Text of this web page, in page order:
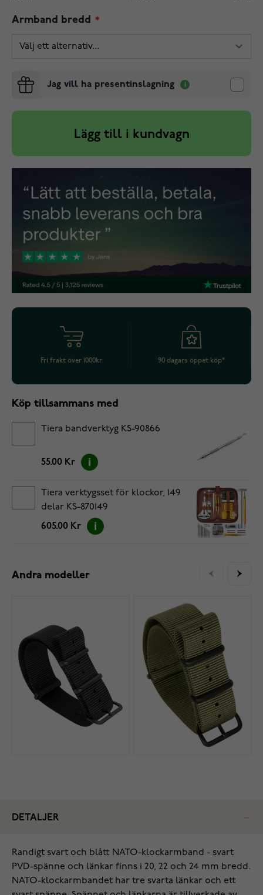
Armband bredd
Jag vill ha presentinslagning
Lägg till i kundvagn
Fri frakt över 1000kr 90 dagars öppet köp*
Köp tillsammans med
Tiera bandverktyg KS-90866
55.00 Kr
Tiera verktygsset för klockor, 149
delar KS-870149
605.00 Kr
Andra modeller
DETALJER
Randigt svart och blått NATO-klockarmband - svart
PVD-spänne och länkar finns i 20, 22 och 24 mm bredd.
NATO-klockarmbandet har tre svarta länkar och ett